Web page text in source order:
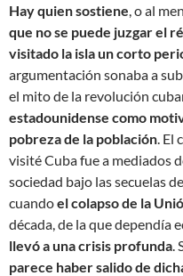
Hay quien sostiene , o al
que no se puede juzgar el
visitado la isla un corto
argumentación sonaba a
el mito de la revolución
estadounidense como
pobreza de la población .
visité Cuba fue a mediados
sociedad bajo las secuelas
cuandoel colapso de la
década, de la que dependía
llevó a una crisis profunda
parece haber salido de